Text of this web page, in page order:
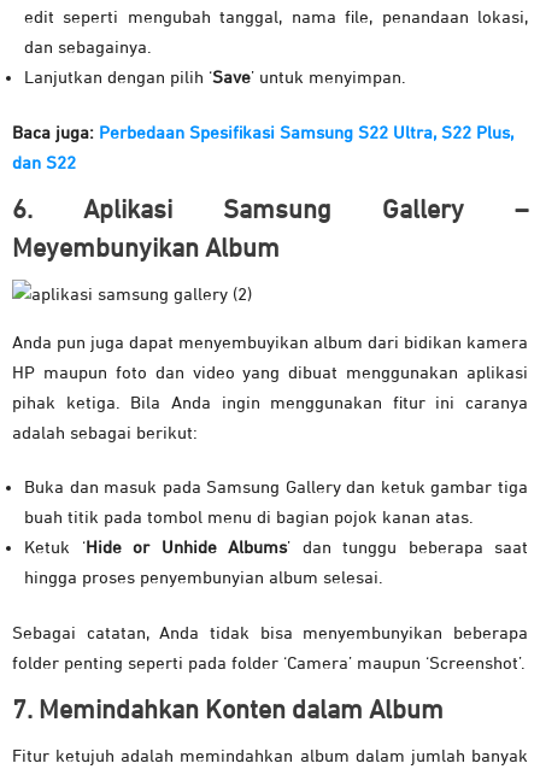
edit seperti mengubah tanggal, nama file, penandaan lokasi,
dan sebagainya.
Lanjutkan dengan pilih ‘Save’ untuk menyimpan.
Baca juga: Perbedaan Spesifikasi Samsung S22 Ultra, S22 Plus,
dan S22
6. Aplikasi Samsung Gallery –
Meyembunyikan Album
Anda pun juga dapat menyembuyikan album dari bidikan kamera
HP maupun foto dan video yang dibuat menggunakan aplikasi
pihak ketiga. Bila Anda ingin menggunakan fitur ini caranya
adalah sebagai berikut:
Buka dan masuk pada Samsung Gallery dan ketuk gambar tiga
buah titik pada tombol menu di bagian pojok kanan atas.
Ketuk ‘Hide or Unhide Albums’ dan tunggu beberapa saat
hingga proses penyembunyian album selesai.
Sebagai catatan, Anda tidak bisa menyembunyikan beberapa
folder penting seperti pada folder ‘Camera’ maupun ‘Screenshot’.
7. Memindahkan Konten dalam Album
Fitur ketujuh adalah memindahkan album dalam jumlah banyak